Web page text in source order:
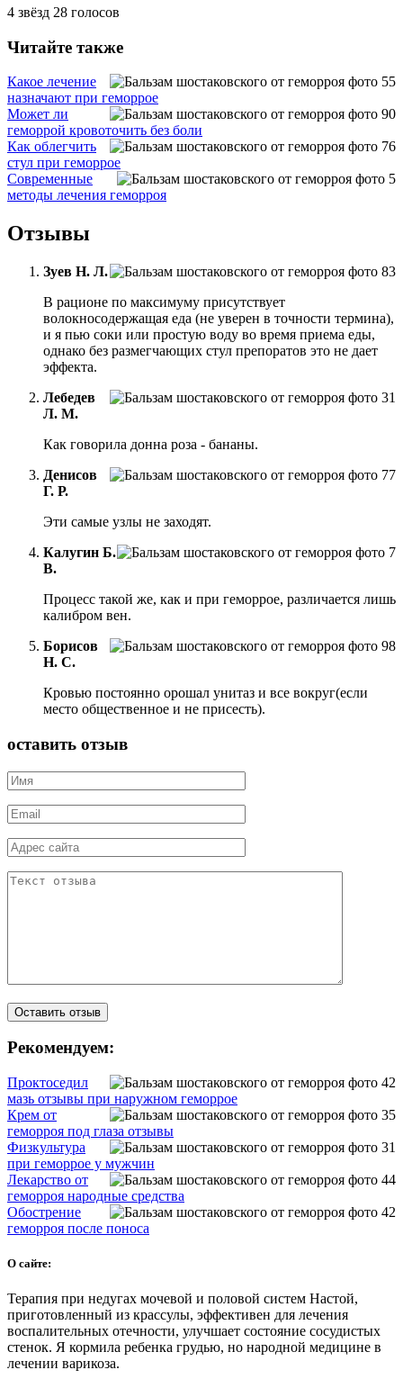
4 звёзд 28 голосов
Читайте также
Какое лечение
назначают при геморрое
Может ли
геморрой кровоточить без боли
Как облегчить
стул при геморрое
Современные
методы лечения геморроя
Отзывы
Зуев Н. Л.
В рационе по максимуму присутствует
волокносодержащая еда (не уверен в точности термина),
и я пью соки или простую воду во время приема еды,
однако без размегчающих стул препоратов это не дает
эффекта.
Лебедев
Л. М.
Как говорила донна роза - бананы.
Денисов
Г. Р.
Эти самые узлы не заходят.
Калугин Б.
В.
Процесс такой же, как и при геморрое, различается лишь
калибром вен.
Борисов
Н. С.
Кровью постоянно орошал унитаз и все вокруг(если
место общественное и не присесть).
оставить отзыв
Рекомендуем:
Проктоседил
мазь отзывы при наружном геморрое
Крем от
геморроя под глаза отзывы
Физкультура
при геморрое у мужчин
Лекарство от
геморроя народные средства
Обострение
геморроя после поноса
О сайте:
Терапия при недугах мочевой и половой систем Настой,
приготовленный из крассулы, эффективен для лечения
воспалительных отечности, улучшает состояние сосудистых
стенок. Я кормила ребенка грудью, но народной медицине в
лечении варикоза.